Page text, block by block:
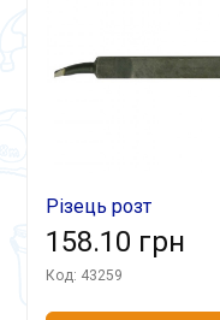
Різець розт
16х12х140 Т5К10 гл.
158.10 грн
Код: 43259